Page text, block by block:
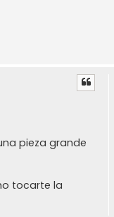
pieza grande
tocarte la